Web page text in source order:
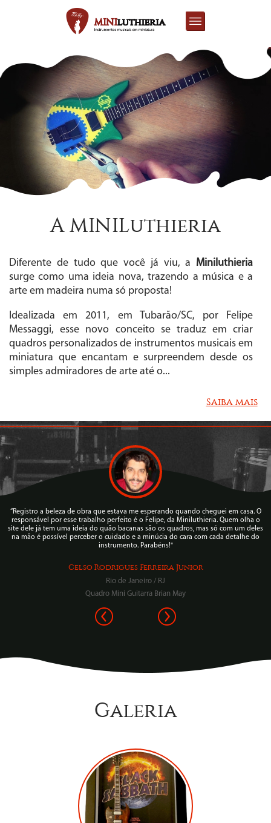
A MINILuthieria
Diferente de tudo que você já viu, a Miniluthieria
surge como uma ideia nova, trazendo a música e a
arte em madeira numa só proposta!
Idealizada em 2011, em Tubarão/SC, por Felipe
Messaggi, esse novo conceito se traduz em criar
quadros personalizados de instrumentos musicais em
miniatura que encantam e surpreendem desde os
simples admiradores de arte até o...
Saiba mais
“Registro a beleza de obra que estava me esperando quando cheguei em casa. O
responsável por esse trabalho perfeito é o Felipe, da Miniluthieria. Quem olha o
site dele já tem uma ideia do quão bacanas são os quadros, mas só com um deles
na mão é possível perceber o cuidado e a minúcia do cara com cada detalhe do
instrumento. Parabéns!"
Celso Rodrigues Ferreira Junior
Rio de Janeiro / RJ
Quadro Mini Guitarra Brian May
Galeria